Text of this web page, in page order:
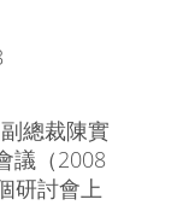
總裁陳實
議（2008
研討會上